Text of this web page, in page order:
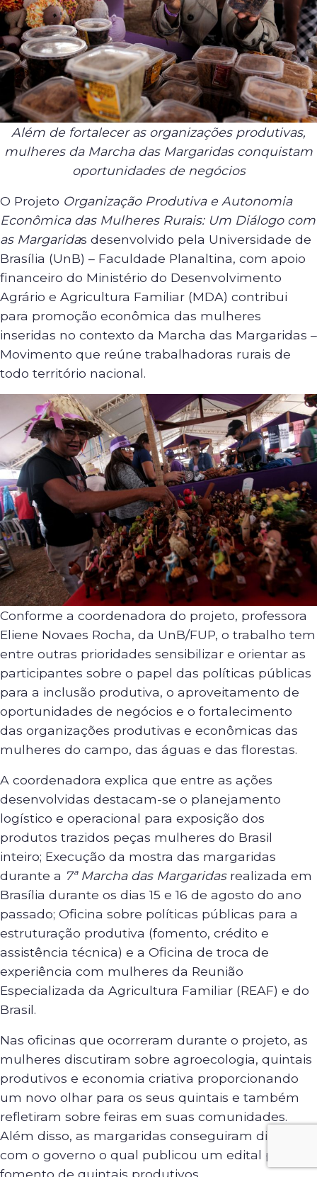
Além de fortalecer as organizações produtivas,
mulheres da Marcha das Margaridas conquistam
oportunidades de negócios
O Projeto Organização Produtiva e Autonomia
Econômica das Mulheres Rurais: Um Diálogo com
as Margaridas desenvolvido pela Universidade de
Brasília (UnB) – Faculdade Planaltina, com apoio
financeiro do Ministério do Desenvolvimento
Agrário e Agricultura Familiar (MDA) contribui
para promoção econômica das mulheres
inseridas no contexto da Marcha das Margaridas –
Movimento que reúne trabalhadoras rurais de
todo território nacional.
Conforme a coordenadora do projeto, professora
Eliene Novaes Rocha, da UnB/FUP, o trabalho tem
entre outras prioridades sensibilizar e orientar as
participantes sobre o papel das políticas públicas
para a inclusão produtiva, o aproveitamento de
oportunidades de negócios e o fortalecimento
das organizações produtivas e econômicas das
mulheres do campo, das águas e das florestas.
A coordenadora explica que entre as ações
desenvolvidas destacam-se o planejamento
logístico e operacional para exposição dos
produtos trazidos peças mulheres do Brasil
inteiro; Execução da mostra das margaridas
durante a 7ª Marcha das Margaridasrealizada em
Brasília durante os dias 15 e 16 de agosto do ano
passado; Oficina sobre políticas públicas para a
estruturação produtiva (fomento, crédito e
assistência técnica) e a Oficina de troca de
experiência com mulheres da Reunião
Especializada da Agricultura Familiar (REAF) e do
Brasil.
Nas oficinas que ocorreram durante o projeto, as
mulheres discutiram sobre agroecologia, quintais
produtivos e economia criativa proporcionando
um novo olhar para os seus quintais e também
refletiram sobre feiras em suas comunidades.
Além disso, as margaridas conseguiram dialogar
com o governo o qual publicou um edital para
fomento de quintais produtivos.